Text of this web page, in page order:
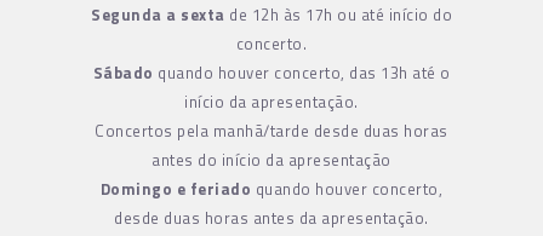
Segunda a sexta de 12h às 17h ou até início do
concerto.
Sábado quando houver concerto, das 13h até o
início da apresentação.
Concertos pela manhã/tarde desde duas horas
antes do início da apresentação
Domingo e feriado quando houver concerto,
desde duas horas antes da apresentação.